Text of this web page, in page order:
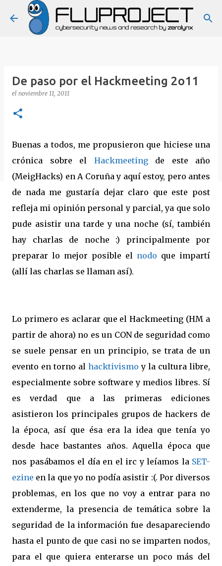
Ir al contenido principal
De paso por el Hackmeeting 2o11
el noviembre 11, 2011
Buenas a todos, me propusieron que hiciese una
crónica sobre el Hackmeetingde este año
(MeigHacks) en A Coruña y aquí estoy, pero antes
de nada me gustaría dejar claro que este post
refleja mi opinión personal y parcial, ya que solo
pude asistir una tarde y una noche (sí, también
hay charlas de noche :) principalmente por
preparar lo mejor posible el nodo que impartí
(allí las charlas se llaman así).
Lo primero es aclarar que el Hackmeeting (HM a
partir de ahora) no es un CON de seguridad como
se suele pensar en un principio, se trata de un
evento en torno al hacktivismo y la cultura libre,
especialmente sobre software y medios libres. Sí
es verdad que a las primeras ediciones
asistieron los principales grupos de hackers de
la época, así que ésa era la idea que tenía yo
desde hace bastantes años. Aquella época que
nos pasábamos el día en el irc y leíamos la SET-
ezine en la que yo no podía asistir :(. Por diversos
problemas, en los que no voy a entrar para no
extenderme, la presencia de temática sobre la
seguridad de la información fue desapareciendo
hasta el punto de que casi no se imparten nodos,
para el que quiera enterarse un poco más del